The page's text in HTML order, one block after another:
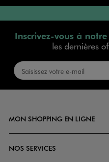
Inscrivez-vous à
les dernières
MON SHOPPING EN LIGNE
NOS SERVICES